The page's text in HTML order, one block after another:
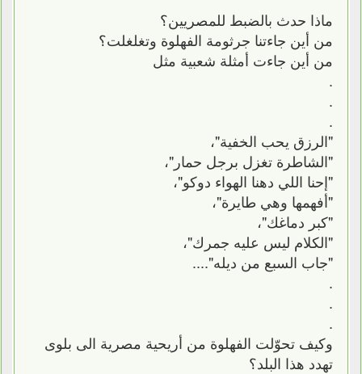
ماذا حدث بالضبط للمصريين؟
من أين جاءتنا جرثومة الفهلوة وتغلغلت؟
من أين جاءت أمثلة شعبية مثل
.
.
.
"الرزق يحب الخفية"،
"الشاطرة تغزل برجل حمار"،
"إحنا اللي دهنا الهواء دوكو"،
"أفهمها وهي طايرة"،
"كبر دماغك"،
"الكلام ليس عليه جمرك"،
"جاب السبع من ديله"....
.
.
.
وكيف تحوّلت الفهلوة من أريحية مصرية الى بلوى
تهدد هذا البلد؟